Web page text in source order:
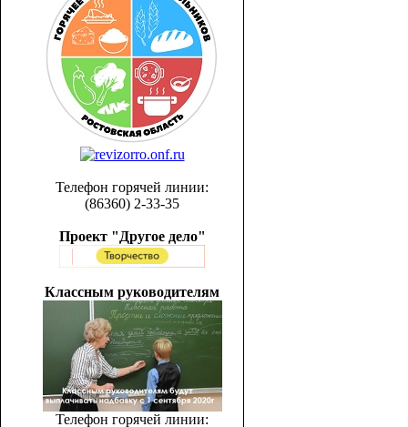
Телефон горячей линии:
(86360) 2-33-35
Проект "Другое дело"
Классным руководителям
Телефон горячей линии: